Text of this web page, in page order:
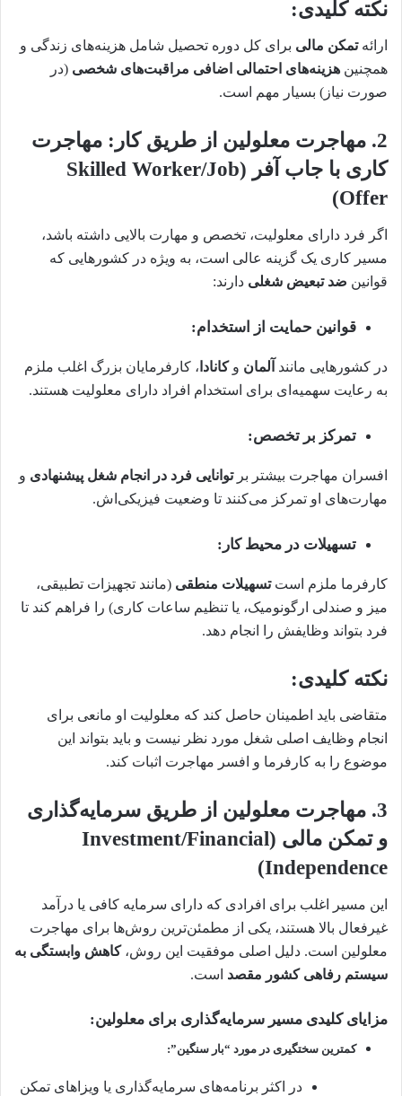
نکته کلیدی:
ارائهتمکن مالی برای کل دوره تحصیل شامل هزینه‌های زندگی و
همچنین هزینه‌های احتمالی اضافی مراقبت‌های شخصی (در
صورت نیاز) بسیار مهم است.
2. مهاجرت معلولین از طریق کار: مهاجرت
کاری با جاب آفر (Skilled Worker/Job
Offer)
اگر فرد دارای معلولیت، تخصص و مهارت بالایی داشته باشد،
مسیر کاری یک گزینه عالی است، به ویژه در کشورهایی که
قوانین ضد تبعیض شغلی دارند:
قوانین حمایت از استخدام:
در کشورهایی مانند آلمان وکانادا ، کارفرمایان بزرگ اغلب ملزم
به رعایت سهمیه‌ای برای استخدام افراد دارای معلولیت هستند.
تمرکز بر تخصص:
افسران مهاجرت بیشتر برتوانایی فرد در انجام شغل پیشنهادی و
مهارت‌های او تمرکز می‌کنند تا وضعیت فیزیکی‌اش.
تسهیلات در محیط کار:
کارفرما ملزم استتسهیلات منطقی (مانند تجهیزات تطبیقی،
میز و صندلی ارگونومیک، یا تنظیم ساعات کاری) را فراهم کند تا
فرد بتواند وظایفش را انجام دهد.
نکته کلیدی:
متقاضی باید اطمینان حاصل کند که معلولیت او مانعی برای
انجام وظایف اصلی شغل مورد نظر نیست و باید بتواند این
موضوع را به کارفرما و افسر مهاجرت اثبات کند.
3. مهاجرت معلولین از طریق سرمایه‌گذاری
و تمکن مالی (Investment/Financial
Independence)
این مسیر اغلب برای افرادی که دارای سرمایه کافی یا درآمد
غیرفعال بالا هستند، یکی از مطمئن‌ترین روش‌ها برای مهاجرت
معلولین است. دلیل اصلی موفقیت این روش،کاهش وابستگی به
سیستم رفاهی کشور مقصد است.
مزایای کلیدی مسیر سرمایه‌گذاری برای معلولین:
کمترین سختگیری در مورد “بار سنگین”:
در اکثر برنامه‌های سرمایه‌گذاری یا ویزاهای تمکن